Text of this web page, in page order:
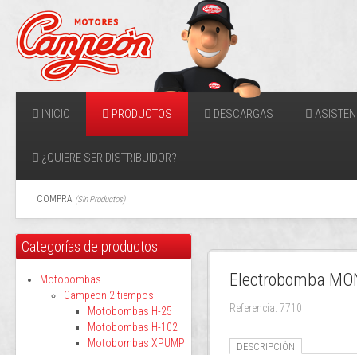
INICIO PRODUCTOS DESCARGAS
¿QUIERE SER DISTRIBUIDOR?
COMPRA (Sin Productos)
Electrobomba
Referencia: 7710
DESCRIPCIÓN
Categorías de productos
Motobombas
Campeon 2 tiempos
Motobombas H-25
Motobombas H-102
Motobombas XPUMP